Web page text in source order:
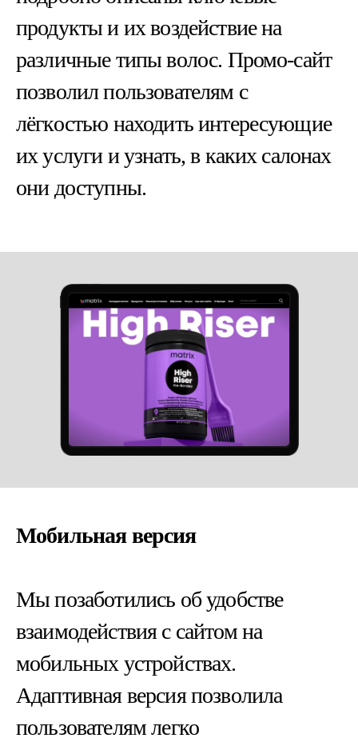
продукты и их воздействие на
различные типы волос. Промо-сайт
позволил пользователям с
лёгкостью находить интересующие
их услуги и узнать, в каких салонах
они доступны.
Мобильная версия
Мы позаботились об удобстве
взаимодействия с сайтом на
мобильных устройствах.
Адаптивная версия позволила
пользователям легко